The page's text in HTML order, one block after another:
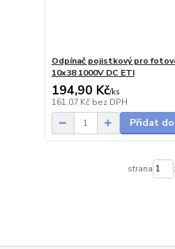
Odpínač pojistkový pro
10x38 1000V DC ETI
194,90 Kč/ks
161,07 Kč bez DPH
Přidat
strana